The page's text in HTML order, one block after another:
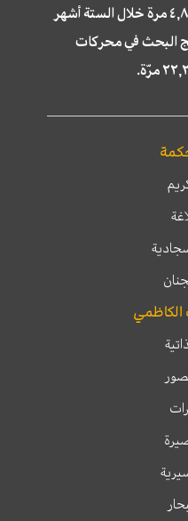
تمّت زيارة موقع سراج ٤,٨٠٠,٠٠٠ مرة خلال الستة أشهر
البحث في محركات